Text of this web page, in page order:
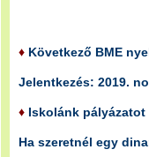
♦ Következő BME
Jelentkezés: 2019.
♦ Iskolánk pályázatot
Ha szeretnél egy